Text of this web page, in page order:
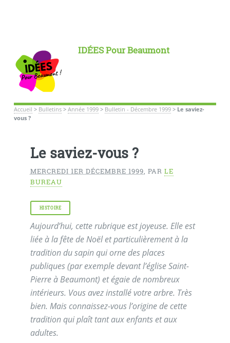
IDÉES Pour Beaumont
Accueil > Bulletins> Année 1999> Bulletin - Décembre 1999> Le saviez-
vous ?
Le saviez-vous ?
MERCREDI 1ER DÉCEMBRE 1999, PAR LE
BUREAU
HISTOIRE
Aujourd’hui, cette rubrique est joyeuse. Elle est
liée à la fête de Noël et particulièrement à la
tradition du sapin qui orne des places
publiques (par exemple devant l’église Saint-
Pierre à Beaumont) et égaie de nombreux
intérieurs. Vous avez installé votre arbre. Très
bien. Mais connaissez-vous l’origine de cette
tradition qui plaît tant aux enfants et aux
adultes.